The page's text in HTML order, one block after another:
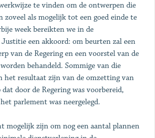
te vinden om de ontwerpen die
zoveel als mogelijk tot een goed einde te
week bereikten we in de
een akkoord: om beurten zal een
van de Regering en een voorstel van de
behandeld. Sommige van die
het resultaat zijn van de omzetting van
door de Regering was voorbereid,
parlement was neergelegd.
mogelijk zijn om nog een aantal plannen